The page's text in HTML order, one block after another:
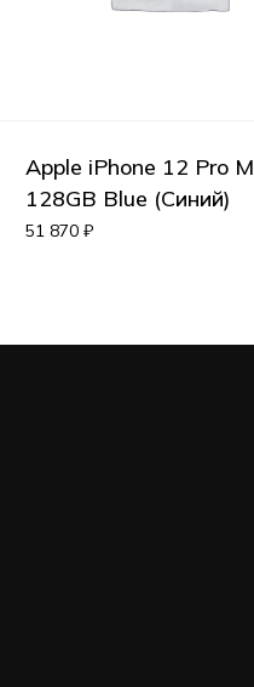
Apple iPhone 12 Pro
128GB Blue (Синий)
51 870 ₽